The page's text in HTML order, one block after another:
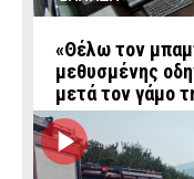
«Θέλω τον
μεθυσμένης
μετά τον γάμο